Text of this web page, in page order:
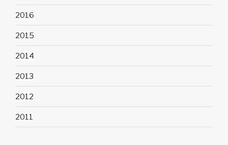
2016
2015
2014
2013
2012
2011